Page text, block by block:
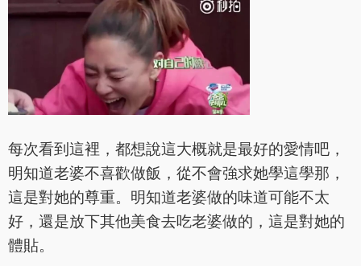
每次看到這裡，都想說這大概就是最好的愛情吧，
明知道老婆不喜歡做飯，從不會強求她學這學那，
這是對她的尊重。明知道老婆做的味道可能不太
好，還是放下其他美食去吃老婆做的，這是對她的
體貼。